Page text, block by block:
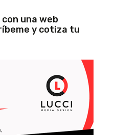
una web
y cotiza tu